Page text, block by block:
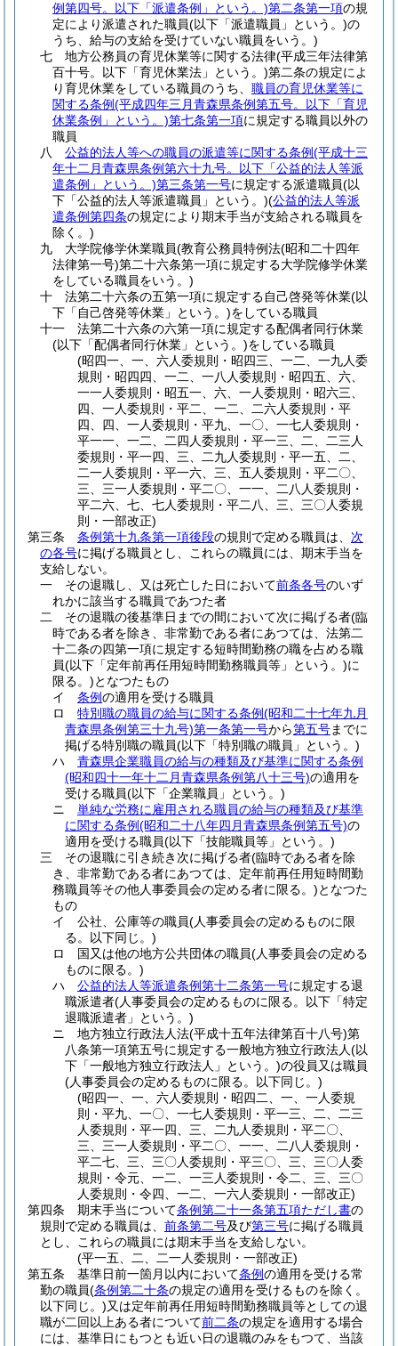
例第四号。以下「派遣条例」という。)第二条第一項の規
定により派遣された職員(以下「派遣職員」という。)の
うち、給与の支給を受けていない職員をいう。)
七
地方公務員の育児休業等に関する法律(平成三年法律第
百十号。以下「育児休業法」という。)第二条の規定によ
り育児休業をしている職員のうち、 職員の育児休業等に
関する条例(平成四年三月青森県条例第五号。以下「育児
休業条例」という。)第七条第一項に規定する職員以外の
職員
八
公益的法人等への職員の派遣等に関する条例(平成十三
年十二月青森県条例第六十九号。以下「公益的法人等派
遣条例」という。)第三条第一号に規定する派遣職員(以
下「公益的法人等派遣職員」という。)(公益的法人等派
遣条例第四条の規定により期末手当が支給される職員を
除く。)
九
大学院修学休業職員(教育公務員特例法(昭和二十四年
法律第一号)第二十六条第一項に規定する大学院修学休業
をしている職員をいう。)
十
法第二十六条の五第一項に規定する自己啓発等休業(以
下「自己啓発等休業」という。)をしている職員
十一
法第二十六条の六第一項に規定する配偶者同行休業
(以下「配偶者同行休業」という。)をしている職員
(昭四一、一、六人委規則・昭四三、一二、一九人委
規則・昭四四、一二、一八人委規則・昭四五、六、
一一人委規則・昭五一、六、一人委規則・昭六三、
四、一人委規則・平二、一二、二六人委規則・平
四、四、一人委規則・平九、一〇、一七人委規則・
平一一、一二、二四人委規則・平一三、二、二三人
委規則・平一四、三、二九人委規則・平一五、二、
二一人委規則・平一六、三、五人委規則・平二〇、
三、三一人委規則・平二〇、一一、二八人委規則・
平二六、七、七人委規則・平二八、三、三〇人委規
則・一部改正)
第三条
条例第十九条第一項後段の規則で定める職員は、 次
の各号に掲げる職員とし、これらの職員には、期末手当を
支給しない。
一
その退職し、又は死亡した日において前条各号のいず
れかに該当する職員であつた者
二
その退職の後基準日までの間において次に掲げる者(臨
時である者を除き、非常勤である者にあつては、法第二
十二条の四第一項に規定する短時間勤務の職を占める職
員(以下「定年前再任用短時間勤務職員等」という。)に
限る。)となつたもの
イ
条例の適用を受ける職員
ロ
特別職の職員の給与に関する条例(昭和二十七年九月
青森県条例第三十九号)第一条第一号から第五号までに
掲げる特別職の職員(以下「特別職の職員」という。)
ハ
青森県企業職員の給与の種類及び基準に関する条例
(昭和四十一年十二月青森県条例第八十三号)の適用を
受ける職員(以下「企業職員」という。)
ニ
単純な労務に雇用される職員の給与の種類及び基準
に関する条例(昭和二十八年四月青森県条例第五号)の
適用を受ける職員(以下「技能職員等」という。)
三
その退職に引き続き次に掲げる者(臨時である者を除
き、非常勤である者にあつては、定年前再任用短時間勤
務職員等その他人事委員会の定める者に限る。)となつた
もの
イ
公社、公庫等の職員(人事委員会の定めるものに限
る。以下同じ。)
ロ
国又は他の地方公共団体の職員(人事委員会の定める
ものに限る。)
ハ
公益的法人等派遣条例第十二条第一号に規定する退
職派遣者(人事委員会の定めるものに限る。以下「特定
退職派遣者」という。)
ニ
地方独立行政法人法(平成十五年法律第百十八号)第
八条第一項第五号に規定する一般地方独立行政法人(以
下「一般地方独立行政法人」という。)の役員又は職員
(人事委員会の定めるものに限る。以下同じ。)
(昭四一、一、六人委規則・昭四二、一、一人委規
則・平九、一〇、一七人委規則・平一三、二、二三
人委規則・平一四、三、二九人委規則・平二〇、
三、三一人委規則・平二〇、一一、二八人委規則・
平二七、三、三〇人委規則・平三〇、三、三〇人委
規則・令元、一二、一三人委規則・令二、三、三〇
人委規則・令四、一二、一六人委規則・一部改正)
第四条
期末手当について条例第二十一条第五項ただし書の
規則で定める職員は、 前条第二号及び第三号に掲げる職員
とし、これらの職員には期末手当を支給しない。
(平一五、二、二一人委規則・一部改正)
第五条
基準日前一箇月以内において条例の適用を受ける常
勤の職員(条例第二十条の規定の適用を受けるものを除く。
以下同じ。)又は定年前再任用短時間勤務職員等としての退
職が二回以上ある者について前二条の規定を適用する場合
には、基準日にもつとも近い日の退職のみをもつて、当該